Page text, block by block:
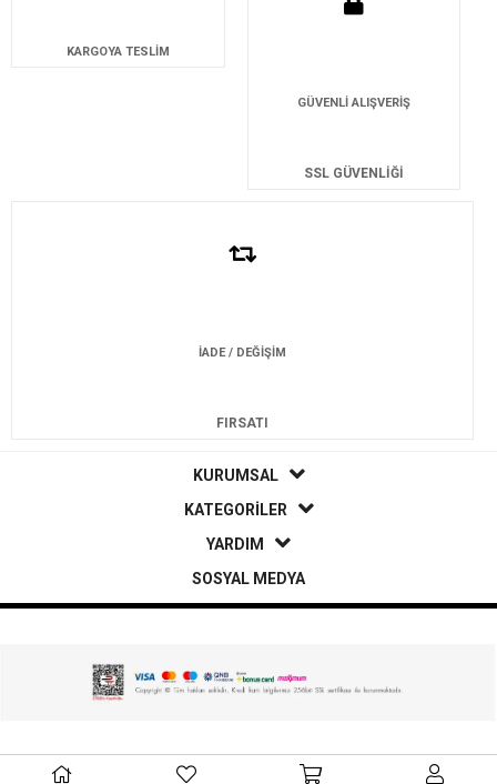
KARGOYA TESLİM
GÜVENLİ ALIŞVERİŞ
SSL GÜVENLİĞİ
İADE / DEĞİŞİM
FIRSATI
KURUMSAL
KATEGORİLER
YARDIM
SOSYAL MEDYA